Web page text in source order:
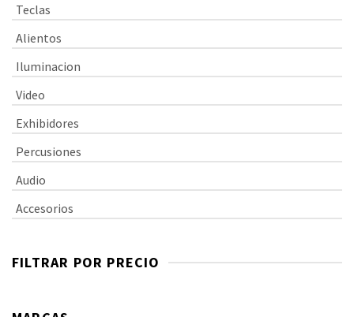
Teclas
Alientos
Iluminacion
Video
Exhibidores
Percusiones
Audio
Accesorios
FILTRAR POR PRECIO